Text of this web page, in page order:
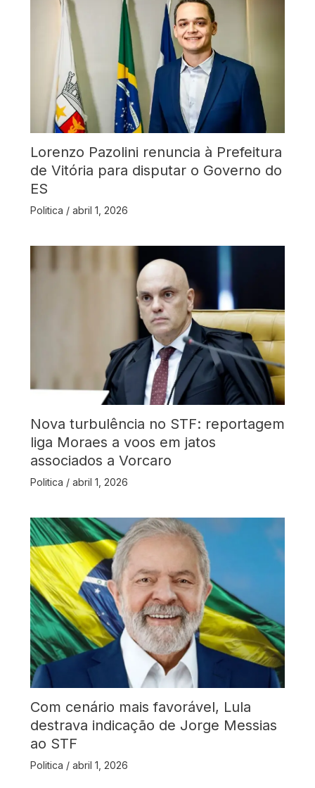
Lorenzo Pazolini renuncia à Prefeitura
de Vitória para disputar o Governo do
ES
Politica / abril 1, 2026
Nova turbulência no STF: reportagem
liga Moraes a voos em jatos
associados a Vorcaro
Politica / abril 1, 2026
Com cenário mais favorável, Lula
destrava indicação de Jorge Messias
ao STF
Politica / abril 1, 2026